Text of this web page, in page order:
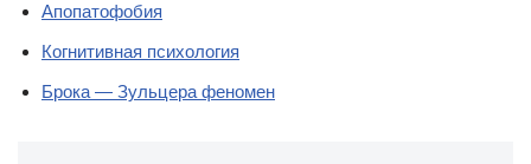
Апопатофобия
Когнитивная психология
Брока — Зульцера феномен